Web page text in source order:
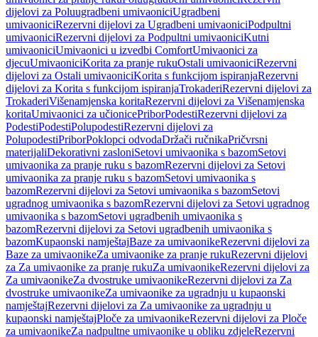
dijelovi za Poluugradbeni umivaoniciUgradbeni
umivaoniciRezervni dijelovi za Ugradbeni umivaoniciPodpultni
umivaoniciRezervni dijelovi za Podpultni umivaoniciKutni
umivaoniciUmivaonici u izvedbi ComfortUmivaonici za
djecuUmivaoniciKorita za pranje rukuOstali umivaoniciRezervni
dijelovi za Ostali umivaoniciKorita s funkcijom ispiranjaRezervni
dijelovi za Korita s funkcijom ispiranjaTrokaderiRezervni dijelovi za
TrokaderiVišenamjenska koritaRezervni dijelovi za Višenamjenska
koritaUmivaonici za učionicePriborPodestiRezervni dijelovi za
PodestiPodestiPolupodestiRezervni dijelovi za
PolupodestiPriborPoklopci odvodaDržači ručnikaPričvrsni
materijaliDekorativni zasloniSetovi umivaonika s bazomSetovi
umivaonika za pranje ruku s bazomRezervni dijelovi za Setovi
umivaonika za pranje ruku s bazomSetovi umivaonika s
bazomRezervni dijelovi za Setovi umivaonika s bazomSetovi
ugradnog umivaonika s bazomRezervni dijelovi za Setovi ugradnog
umivaonika s bazomSetovi ugradbenih umivaonika s
bazomRezervni dijelovi za Setovi ugradbenih umivaonika s
bazomKupaonski namještajBaze za umivaonikeRezervni dijelovi za
Baze za umivaonikeZa umivaonike za pranje rukuRezervni dijelovi
za Za umivaonike za pranje rukuZa umivaonikeRezervni dijelovi za
Za umivaonikeZa dvostruke umivaonikeRezervni dijelovi za Za
dvostruke umivaonikeZa umivaonike za ugradnju u kupaonski
namještajRezervni dijelovi za Za umivaonike za ugradnju u
kupaonski namještajPloče za umivaonikeRezervni dijelovi za Ploče
za umivaonikeZa nadpultne umivaonike u obliku zdjeleRezervni